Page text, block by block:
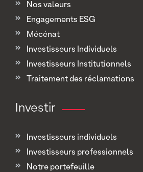
Nos valeurs
Engagements ESG
Mécénat
Investisseurs Individuels
Investisseurs Institutionnels
Traitement des réclamations
Investir
Investisseurs individuels
Investisseurs professionnels
Notre portefeuille